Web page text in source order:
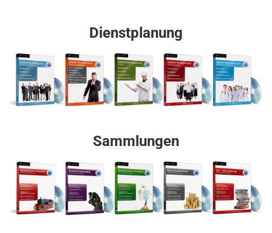
Dienstplanung
Sammlungen